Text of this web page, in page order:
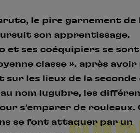
le pire garnement de
son apprentissage.
et ses coéquipiers se
classe ». après avoir
sur les lieux de la seconde
nom lugubre, les
s’emparer de rouleaux.
se font attaquer par un